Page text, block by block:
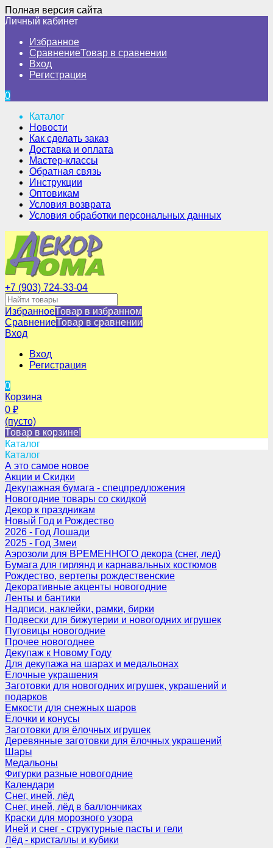
Полная версия сайта
Личный кабинет
Избранное
СравнениеТовар в сравнении
Вход
Регистрация
0
Каталог
Новости
Как сделать заказ
Доставка и оплата
Мастер-классы
Обратная связь
Инструкции
Оптовикам
Условия возврата
Условия обработки персональных данных
+7 (903) 724-33-04
ИзбранноеТовар в избранном
СравнениеТовар в сравнении
Вход
Вход
Регистрация
0
Корзина
0 ₽
(пусто)
Товар в корзине!
Каталог
Каталог
А это самое новое
Акции и Скидки
Декупажная бумага - спецпредложения
Новогодние товары со скидкой
Декор к праздникам
Новый Год и Рождество
2026 - Год Лошади
2025 - Год Змеи
Аэрозоли для ВРЕМЕННОГО декора (снег, лед)
Бумага для гирлянд и карнавальных костюмов
Рождество, вертепы рождественские
Декоративные акценты новогодние
Ленты и бантики
Надписи, наклейки, рамки, бирки
Подвески для бижутерии и новогодних игрушек
Пуговицы новогодние
Прочее новогоднее
Декупаж к Новому Году
Для декупажа на шарах и медальонах
Ёлочные украшения
Заготовки для новогодних игрушек, украшений и
подарков
Емкости для снежных шаров
Ёлочки и конусы
Заготовки для ёлочных игрушек
Деревянные заготовки для ёлочных украшений
Шары
Медальоны
Фигурки разные новогодние
Календари
Снег, иней, лёд
Снег, иней, лёд в баллончиках
Краски для морозного узора
Иней и снег - структурные пасты и гели
Лёд - кристаллы и кубики